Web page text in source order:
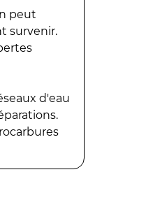
peut
survenir.
d'eau